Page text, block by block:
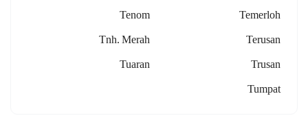
Temerloh
Tenom
Terusan
Tnh. Merah
Trusan
Tuaran
Tumpat